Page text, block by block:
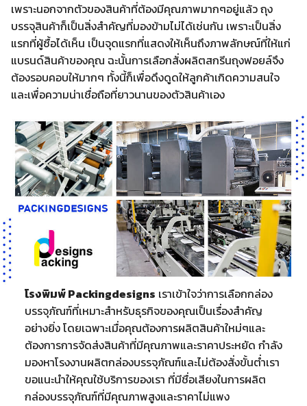
เพราะนอกจากตัวของสินค้าที่ต้องมีคุณภาพมากๆอยู่แล้ว ถุง
บรรจุสินค้าก็เป็นสิ่งสำคัญที่มองข้ามไม่ได้เช่นกัน เพราะเป็นสิ่ง
แรกที่ผู้ซื้อได้เห็น เป็นจุดแรกที่แสดงให้เห็นถึงภาพลักษณ์ที่ให้แก่
แบรนด์สินค้าของคุณ ฉะนั้นการเลือกสั่งผลิตสกรีนถุงฟอยล์จึง
ต้องรอบคอบให้มากๆ ทั้งนี้ก็เพื่อดึงดูดให้ลูกค้าเกิดความสนใจ
และเพื่อความน่าเชื่อถือที่ยาวนานของตัวสินค้าเอง
โรงพิมพ์ Packingdesigns เราเข้าใจว่าการเลือกกล่อง
บรรจุภัณฑ์ที่เหมาะสำหรับธุรกิจของคุณเป็นเรื่องสำคัญ
อย่างยิ่ง โดยเฉพาะเมื่อคุณต้องการผลิตสินค้าใหม่ๆและ
ต้องการการจัดส่งสินค้าที่มีคุณภาพและราคาประหยัด กำลัง
มองหาโรงงานผลิตกล่องบรรจุภัณฑ์และไม่ต้องสั่งขั้นต่ำเรา
ขอแนะนำให้คุณใช้บริการของเรา ที่มีชื่อเสียงในการผลิต
กล่องบรรจุภัณฑ์ที่มีคุณภาพสูงและราคาไม่แพง